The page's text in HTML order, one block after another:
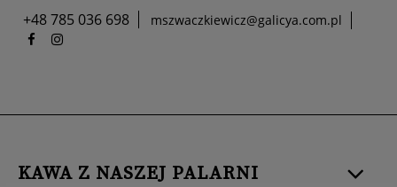
+48 785 036 698 mszwaczkiewicz@galicya.com.pl
KAWA Z NASZEJ PALARNI